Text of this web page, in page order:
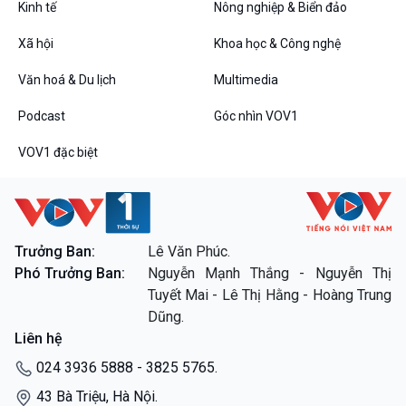
VOV1 đặc biệt
Chân dung cuộc sống
Các chương trình đặc biệt
Kinh tế Nông nghiệp & Biển đảo
Xã hội Khoa học & Công nghệ
Văn hoá & Du lịch Multimedia
Podcast Góc nhìn VOV1
VOV1 đặc biệt
Trưởng Ban:
Lê Văn Phúc.
Phó Trưởng Ban:
Nguyễn Mạnh Thắng - Nguyễn Thị
Tuyết Mai - Lê Thị Hằng - Hoàng Trung
Dũng.
Liên hệ
024 3936 5888 - 3825 5765.
43 Bà Triệu, Hà Nội.